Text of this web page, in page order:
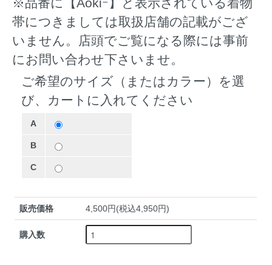
※品番に【Aokiｰ】と表示されている着物
帯につきましては取扱店舗の記載がござ
いません。店頭でご覧になる際には事前
にお問い合わせ下さいませ。
ご希望のサイズ（またはカラー）を選
び、カートに入れてください
A
B
C
販売価格 4,500円(税込4,950円)
購入数